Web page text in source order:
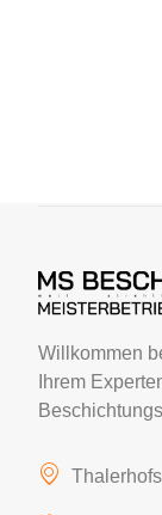
Willkommen
Ihrem